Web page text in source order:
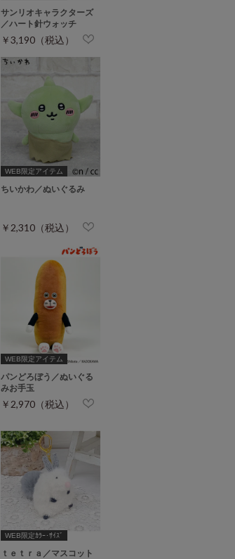
サンリオキャラクターズ
／ハート針ウォッチ
￥3,190（税込）
WEB限定アイテム
ちいかわ／ぬいぐるみ
￥2,310（税込）
WEB限定アイテム
パンどろぼう／ぬいぐる
みお手玉
￥2,970（税込）
WEB限定ｶﾗｰ･ｻｲｽﾞ
ｔｅｔｒａ／マスコット